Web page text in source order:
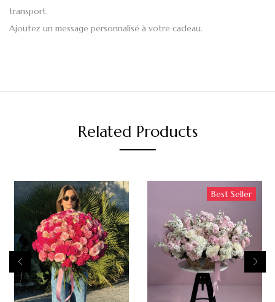
transport.
Ajoutez un message personnalisé à votre cadeau.
Related Products
Best Seller